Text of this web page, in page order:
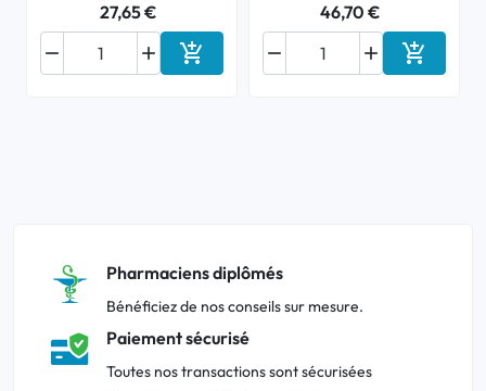
27,65 €

 Ajouter au panier
46,70 €

 Ajouter
Pharmaciens diplômés
Bénéficiez de nos conseils sur mesure.
Paiement sécurisé
Toutes nos transactions sont sécurisées